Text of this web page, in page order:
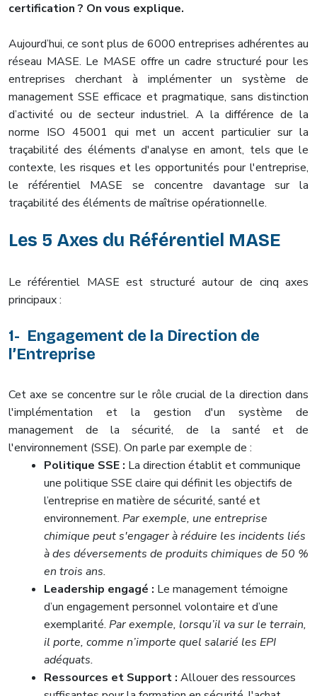
certification ? On vous explique.
Aujourd’hui, ce sont plus de 6000 entreprises adhérentes au
réseau MASE. Le MASE offre un cadre structuré pour les
entreprises cherchant à implémenter un système de
management SSE efficace et pragmatique, sans distinction
d’activité ou de secteur industriel. A la différence de la
norme ISO 45001 qui met un accent particulier sur la
traçabilité des éléments d'analyse en amont, tels que le
contexte, les risques et les opportunités pour l'entreprise,
le référentiel MASE se concentre davantage sur la
traçabilité des éléments de maîtrise opérationnelle.
Les 5 Axes du Référentiel MASE
Le référentiel MASE est structuré autour de cinq axes
principaux :
1- Engagement de la Direction de
l’Entreprise
Cet axe se concentre sur le rôle crucial de la direction dans
l'implémentation et la gestion d'un système de
management de la sécurité, de la santé et de
l'environnement (SSE). On parle par exemple de :
Politique SSE : La direction établit et communique
une politique SSE claire qui définit les objectifs de
l’entreprise en matière de sécurité, santé et
environnement. Par exemple, une entreprise
chimique peut s'engager à réduire les incidents liés
à des déversements de produits chimiques de 50 %
en trois ans.
Leadership engagé : Le management témoigne
d’un engagement personnel volontaire et d’une
exemplarité. Par exemple, lorsqu’il va sur le terrain,
il porte, comme n’importe quel salarié les EPI
adéquats.
Ressources et Support : Allouer des ressources